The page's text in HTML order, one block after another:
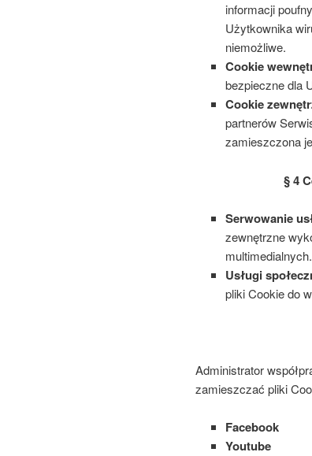
informacji
Użytkownika
niemożliwe.
Cookie
bezpieczne dla
Cookie
partnerów
zamieszczona
§ 4
Serwowanie
zewnętrzne
multimedialnych.
Usługi
pliki Cookie do
Administrator
zamieszczać pliki
Facebook
Youtube